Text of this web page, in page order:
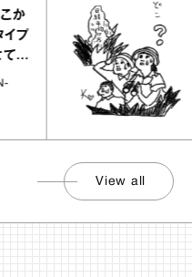
View all